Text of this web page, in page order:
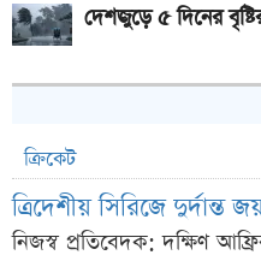
দেশজুড়ে ৫ দিনের
ক্রিকেট
ত্রিদেশীয় সিরিজে দুর্দান্ত
নিজস্ব প্রতিবেদক: দক্ষিণ